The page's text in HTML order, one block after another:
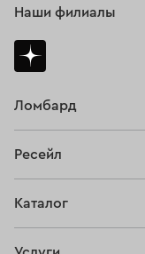
Ломбард
Тарифы
Ресейл
Каталог
Наши филиалы